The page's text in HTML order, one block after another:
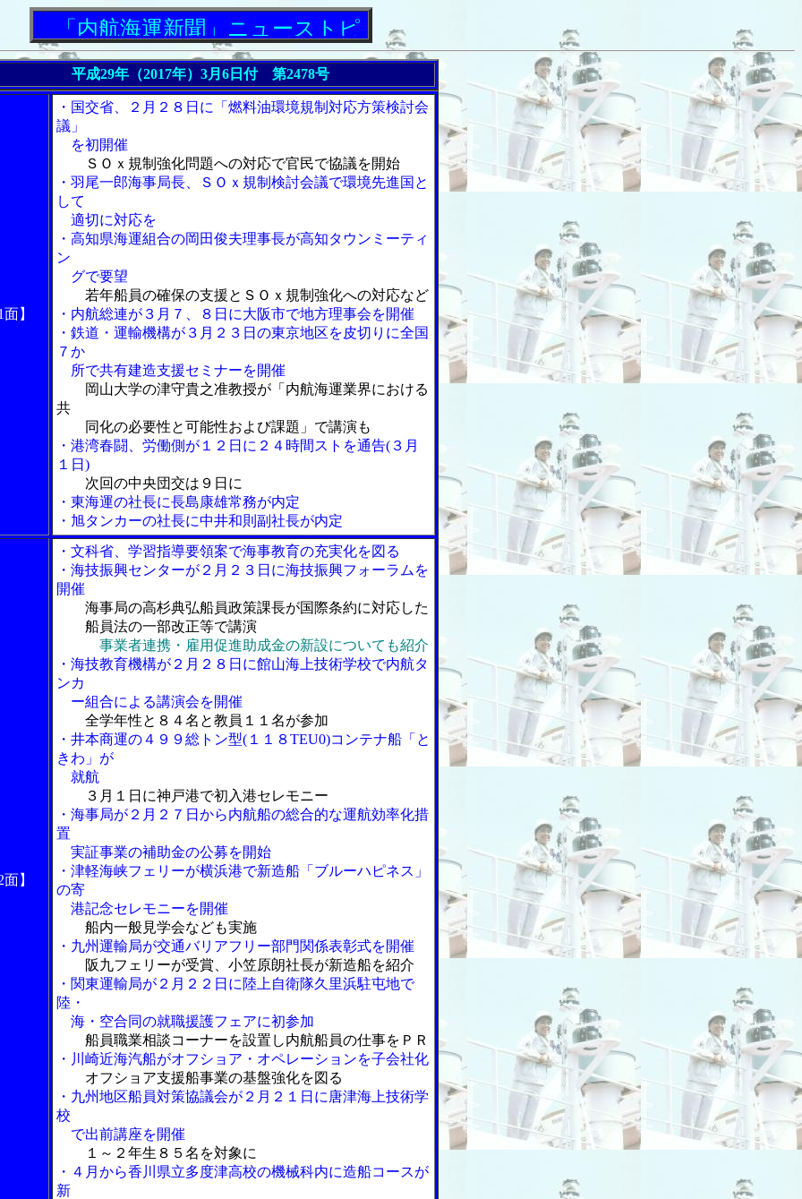
内航海運新聞」ニューストピックス
平成29年（2017年） 3月6日付 第2478号
】
・国交省、２月２８日に「燃料油環境規制対応方策検討会
議」
を初開催
ＳＯｘ規制強化問題への対応で官民で協議を開始
・羽尾一郎海事局長、ＳＯｘ規制検討会議で環境先進国と
して
適切に対応を
・高知県海運組合の岡田俊夫理事長が高知タウンミーティ
ン
グで要望
若年船員の確保の支援とＳＯｘ規制強化への対応など
・内航総連が３月７、８日に大阪市で地方理事会を開催
・鉄道・運輸機構が３月２３日の東京地区を皮切りに全国
７か
所で共有建造支援セミナーを開催
岡山大学の津守貴之准教授が「内航海運業界における
共
同化の必要性と可能性および課題」で講演も
・港湾春闘、労働側が１２日に２４時間ストを通告(３月
１日)
次回の中央団交は９日に
・東海運の社長に長島康雄常務が内定
・旭タンカーの社長に中井和則副社長が内定
】
・文科省、学習指導要領案で海事教育の充実化を図る
・海技振興センターが２月２３日に海技振興フォーラムを
開催
海事局の高杉典弘船員政策課長が国際条約に対応した
船員法の一部改正等で講演
事業者連携・雇用促進助成金の新設についても紹介
・海技教育機構が２月２８日に館山海上技術学校で内航タ
ンカ
ー組合による講演会を開催
全学年性と８４名と教員１１名が参加
・井本商運の４９９総トン型(１１８TEU0)コンテナ船「と
きわ」が
就航
３月１日に神戸港で初入港セレモニー
・海事局が２月２７日から内航船の総合的な運航効率化措
置
実証事業の補助金の公募を開始
・津軽海峡フェリーが横浜港で新造船「ブルーハピネス」
の寄
港記念セレモニーを開催
船内一般見学会なども実施
・九州運輸局が交通バリアフリー部門関係表彰式を開催
阪九フェリーが受賞、小笠原朗社長が新造船を紹介
・関東運輸局が２月２２日に陸上自衛隊久里浜駐屯地で
陸・
海・空合同の就職援護フェアに初参加
船員職業相談コーナーを設置し内航船員の仕事をＰＲ
・川崎近海汽船がオフショア・オペレーションを子会社化
オフショア支援船事業の基盤強化を図る
・九州地区船員対策協議会が２月２１日に唐津海上技術学
校
で出前講座を開催
１～２年生８５名を対象に
・４月から香川県立多度津高校の機械科内に造船コースが
新